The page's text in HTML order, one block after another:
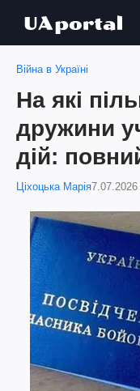
Війна в Україні
На які
дружини
дій:
Ціхоцька Марія